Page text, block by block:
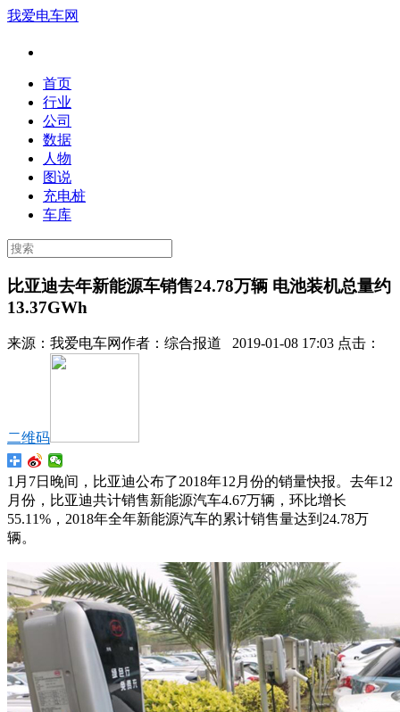
我爱电车网
首页
行业
公司
数据
人物
图说
充电桩
车库
比亚迪去年新能源车销售24.78万辆 电池装机总量约
13.37GWh
来源： 我爱电车网作者： 综合报道 2019-01-08 17:03 点击：
二维码
1月7日晚间，比亚迪公布了2018年12月份的销量快报。去年12
月份，比亚迪共计销售新能源汽车4.67万辆，环比增长
55.11%，2018年全年新能源汽车的累计销售量达到24.78万
辆。